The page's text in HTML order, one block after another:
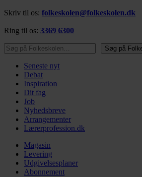
Skriv til os: folkeskolen@folkeskolen.dk
Ring til os: 3369 6300
Søg på Folkeskolen…
Søg på
Seneste nyt
Debat
Inspiration
Dit fag
Job
Nyhedsbreve
Arrangementer
Lærerprofession.dk
Magasin
Levering
Udgivelsesplaner
Abonnement